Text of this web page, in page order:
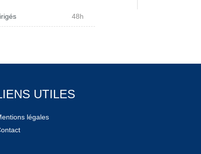
48h
UTILES
légales